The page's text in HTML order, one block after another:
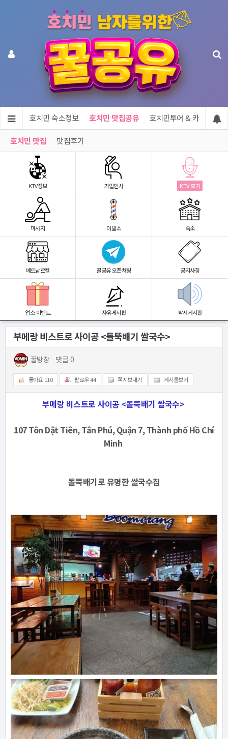
정보 호치민 숙소정보 호치민 맛집공유 호치민투어 & 카지노
호치민 맛집 맛집후기
KTV정보 가입인사 KTV 후기
마사지 이발소 숙소
베트남로컬 꿀공유 오픈채팅 공지사항
업소 이벤트 자유게시판 박제게시판
부메랑 비스트로 사이공 <돌뚝배기 쌀국수>
꿀방장 댓글 0
좋아요 110 팔로우44 쪽지보내기 게시물보기
부메랑 비스트로 사이공 <돌뚝배기 쌀국수>
107 Tôn Dật Tiên, Tân Phú, Quận 7, Thành phố Hồ Chí
Minh
돌뚝배기로 유명한 쌀국수집